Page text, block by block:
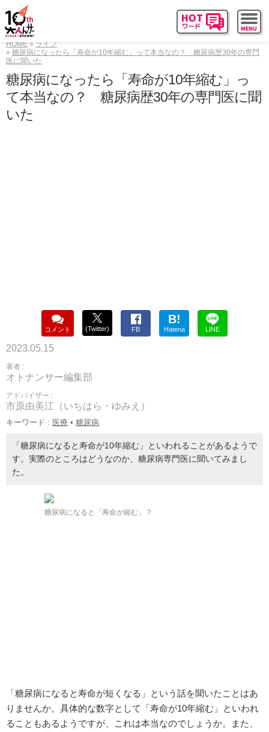
HOME
ライフ
糖尿病になったら「寿命が10年縮む」って本当なの？ 糖尿病歴30年の専門
医に聞いた
糖尿病になったら「寿命が10年縮む」っ
て本当なの？ 糖尿病歴30年の専門医に聞
いた
コメント (Twitter) FB
B!
Hatena LINE
2023.05.15
著者 :
オトナンサー編集部
アドバイザー :
市原由美江（いちはら・ゆみえ）
キーワード : 医療 • 糖尿病
「糖尿病になると寿命が10年縮む」といわれることがあるようで
す。実際のところはどうなのか、糖尿病専門医に聞いてみまし
た。
糖尿病になると「寿命が縮む」？
「糖尿病になると寿命が短くなる」という話を聞いたことはあ
りませんか。具体的な数字として「寿命が10年縮む」といわれ
ることもあるようですが、これは本当なのでしょうか。また、